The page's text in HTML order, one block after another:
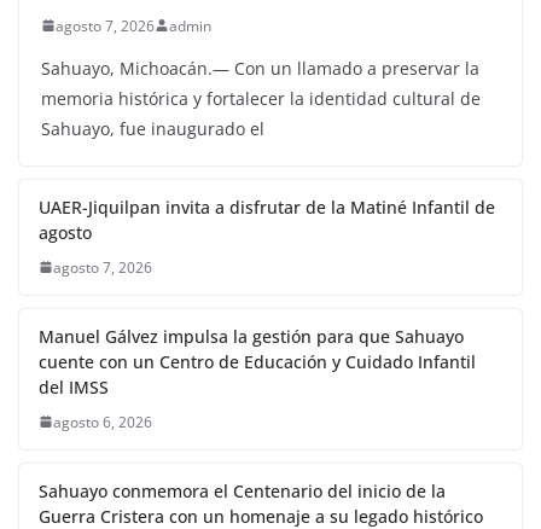
agosto 7, 2026 admin
Sahuayo, Michoacán.— Con un llamado a preservar la
memoria histórica y fortalecer la identidad cultural de
Sahuayo, fue inaugurado el
UAER-Jiquilpan invita a disfrutar de la Matiné Infantil de
agosto
agosto 7, 2026
Manuel Gálvez impulsa la gestión para que Sahuayo
cuente con un Centro de Educación y Cuidado Infantil
del IMSS
agosto 6, 2026
Sahuayo conmemora el Centenario del inicio de la
Guerra Cristera con un homenaje a su legado histórico